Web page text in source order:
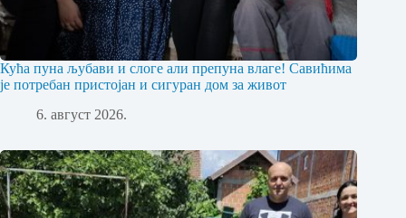
Кућа пуна љубави и слоге али препуна влаге! Савићима
је потребан пристојан и сигуран дом за живот
6. август 2026.